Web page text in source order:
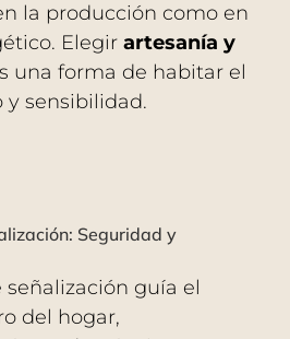
la producción como en
Elegirartesanía y
una forma de habitar el
y sensibilidad.
Seguridad y
guía el
del hogar,